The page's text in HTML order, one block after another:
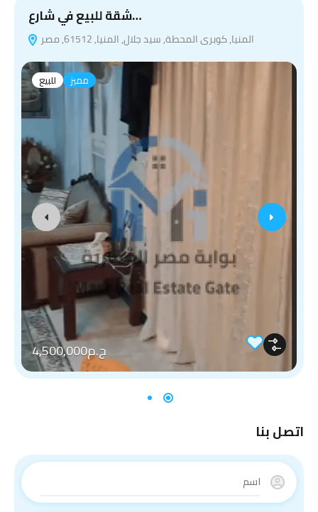
شقة للبيع في شارع…
المنيا, كوبرى المحطة, سيد جلال, المنيا, 61512, مصر
للبيع مميز
ج.م4,500,000
اتصل بنا